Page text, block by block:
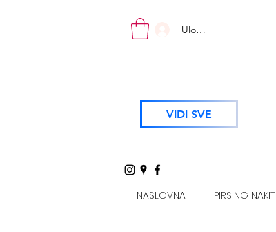
Uloguj se
VIDI SVE
NASLOVNA PIRSING NAKIT